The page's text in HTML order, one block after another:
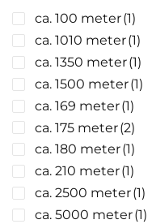
ca. 100 meter(1)
ca. 1010 meter(1)
ca. 1350 meter(1)
ca. 1500 meter(1)
ca. 169 meter(1)
ca. 175 meter(2)
ca. 180 meter(1)
ca. 210 meter(1)
ca. 2500 meter(1)
ca. 5000 meter(1)